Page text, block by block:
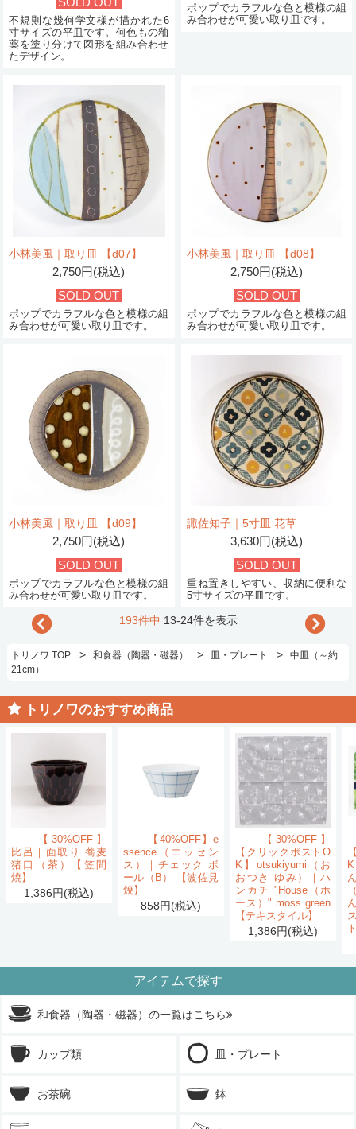
不規則な幾何学文様が描かれた6
寸サイズの平皿です。何色もの釉
薬を塗り分けて図形を組み合わせ
たデザイン。
ポップでカラフルな色と模様の組
み合わせが可愛い取り皿です。
小林美風｜取り皿 【d07】
2,750円(税込)
SOLD OUT
ポップでカラフルな色と模様の組
み合わせが可愛い取り皿です。
小林美風｜取り皿 【d08】
2,750円(税込)
SOLD OUT
ポップでカラフルな色と模様の組
み合わせが可愛い取り皿です。
小林美風｜取り皿 【d09】
2,750円(税込)
SOLD OUT
ポップでカラフルな色と模様の組
み合わせが可愛い取り皿です。
諏佐知子｜5寸皿 花草
3,630円(税込)
SOLD OUT
重ね置きしやすい、収納に便利な
5寸サイズの平皿です。
193件中 13-24件を表示
トリノワ TOP > 和食器（陶器・磁器） > 皿・プレート >
中皿（～約
21cm）
トリノワのおすすめ商品
【30%OFF】
比呂｜面取り 蕎麦
猪口（茶）【笠間
焼】
1,386円(税込)
【40%OFF】e
ssence（エッセン
ス）｜チェック ボ
ール（B） 【波佐見
焼】
858円(税込)
【30%OFF】
【クリックポストO
K】otsukiyumi（お
おつき ゆみ）｜ハ
ンカチ "House（ホ
ース）" moss green
【テキスタイル】
1,386円(税込)
アイテムで探す
和食器（陶器・磁器）の一覧はこちら
カップ類 皿・プレート
お茶碗 鉢